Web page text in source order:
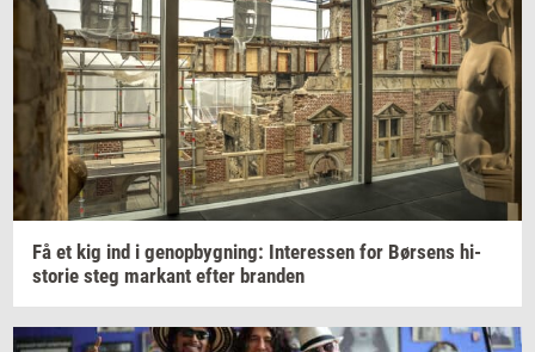
Få et kig ind i genop­byg­ning: In­ter­es­sen for Bør­sens hi­
sto­rie steg mar­kant efter bran­den